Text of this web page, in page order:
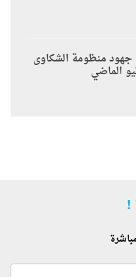
جهود منظومة الشكاوى
الماضي
!